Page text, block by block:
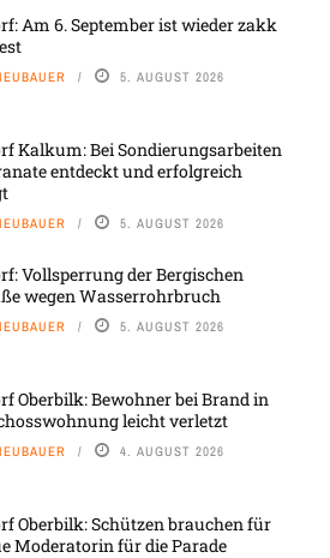
Am 6. September ist wieder zakk
5. AUGUST 2026
Kalkum: Bei Sondierungsarbeiten
entdeckt und erfolgreich
5. AUGUST 2026
Vollsperrung der Bergischen
wegen Wasserrohrbruch
5. AUGUST 2026
Oberbilk: Bewohner bei Brand in
leicht verletzt
4. AUGUST 2026
Oberbilk: Schützen brauchen für
Moderatorin für die Parade